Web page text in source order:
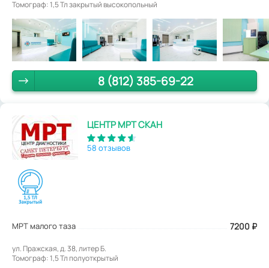
Томограф: 1,5 Тл закрытый высокопольный
8 (812) 385-69-22
ЦЕНТР МРТ СКАН
58 отзывов
МРТ малого таза 7200 ₽
ул. Пражская, д. 38, литер Б.
Томограф: 1,5 Тл полуоткрытый